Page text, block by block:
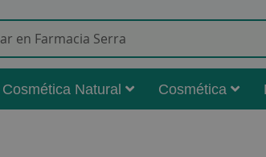
Cosmética Natural Cosmética